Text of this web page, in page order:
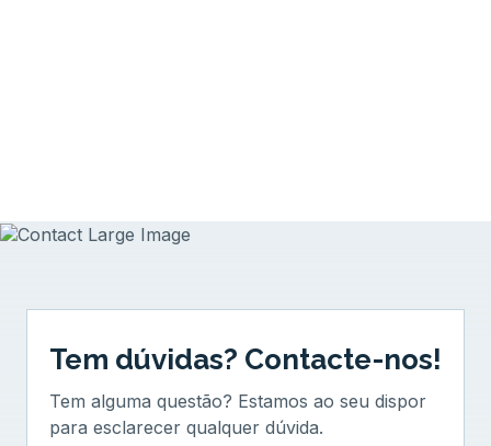
Tem dúvidas? Contacte-nos!
Tem alguma questão? Estamos ao seu dispor
para esclarecer qualquer dúvida.